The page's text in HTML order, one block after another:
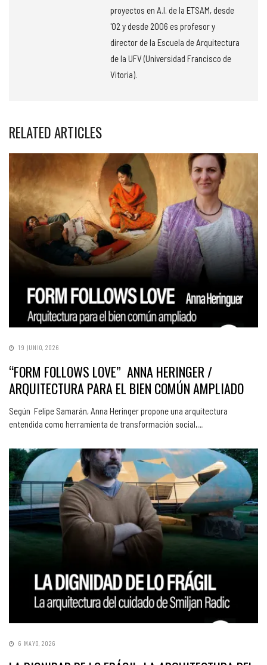
proyectos en A.I. de la ETSAM, desde
'02 y desde 2006 es profesor y
director de la Escuela de Arquitectura
de la UFV (Universidad Francisco de
Vitoria).
RELATED ARTICLES
19 JUNIO, 2026
“FORM FOLLOWS LOVE” ANNA HERINGER /
ARQUITECTURA PARA EL BIEN COMÚN AMPLIADO
Según Felipe Samarán, Anna Heringer propone una arquitectura
entendida como herramienta de transformación social,…
6 MAYO, 2026